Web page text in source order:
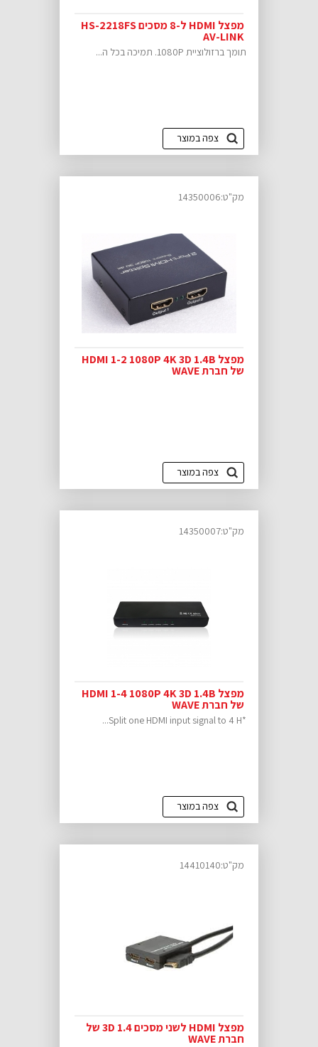
מפצל HDMI ל-8 מסכים HS-2218FS
AV-LINK
תומך ברזולוציית 1080P. תמיכה בכל ה...
צפה במוצר
מפצל HDMI 1-2 1080P 4K 3D 1.4B
של חברת WAVE
צפה במוצר
מק"ט:14350006
מפצל HDMI 1-4 1080P 4K 3D 1.4B
של חברת WAVE
*Split one HDMI input signal to 4 H...
צפה במוצר
מק"ט:14350007
מפצל HDMI לשני מסכים 3D 1.4 של
חברת WAVE
מק"ט:14410140